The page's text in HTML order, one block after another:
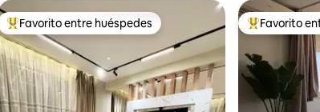
Favorito entre huéspedes preferido
Favorito entre huéspedes Favorito
Favorito